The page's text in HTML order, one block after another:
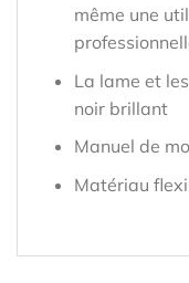
même une
La lame et
noir brillant
Manuel de
Matériau